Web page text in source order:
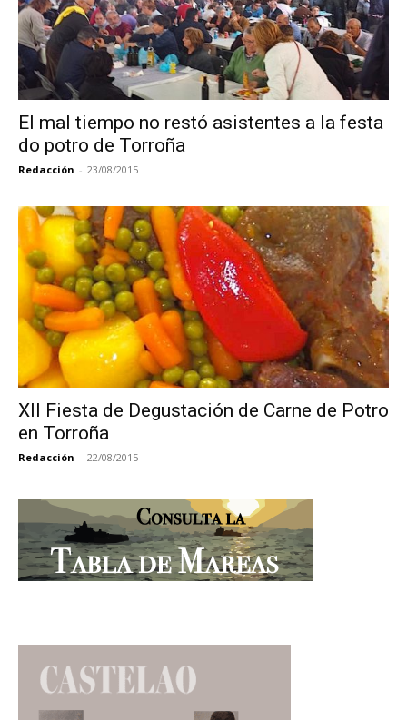
El mal tiempo no restó asistentes a la festa
do potro de Torroña
Redacción - 23/08/2015
XII Fiesta de Degustación de Carne de Potro
en Torroña
Redacción - 22/08/2015